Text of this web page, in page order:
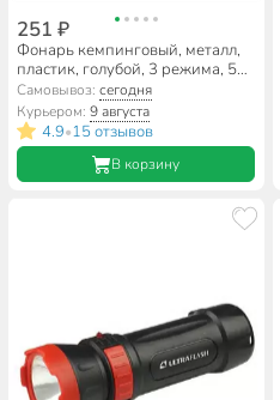
251 ₽
Фонарь кемпинговый, металл,
пластик, голубой, 3 режима, 5
Вт, STX001
Самовывоз:сегодня
Курьером:9 августа
4.9•15 отзывов
В корзину